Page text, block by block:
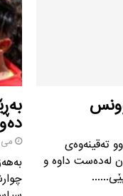
می 19, 2022
تەقینەوەی
گیانیان له‌ده‌ست داوه‌ و